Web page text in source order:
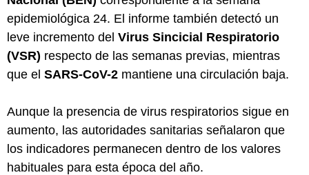
epidemiológica 24. El informe también detectó un
leve incremento del Virus Sincicial Respiratorio
(VSR) respecto de las semanas previas, mientras
que el SARS-CoV-2 mantiene una circulación baja.
Aunque la presencia de virus respiratorios sigue en
aumento, las autoridades sanitarias señalaron que
los indicadores permanecen dentro de los valores
habituales para esta época del año.